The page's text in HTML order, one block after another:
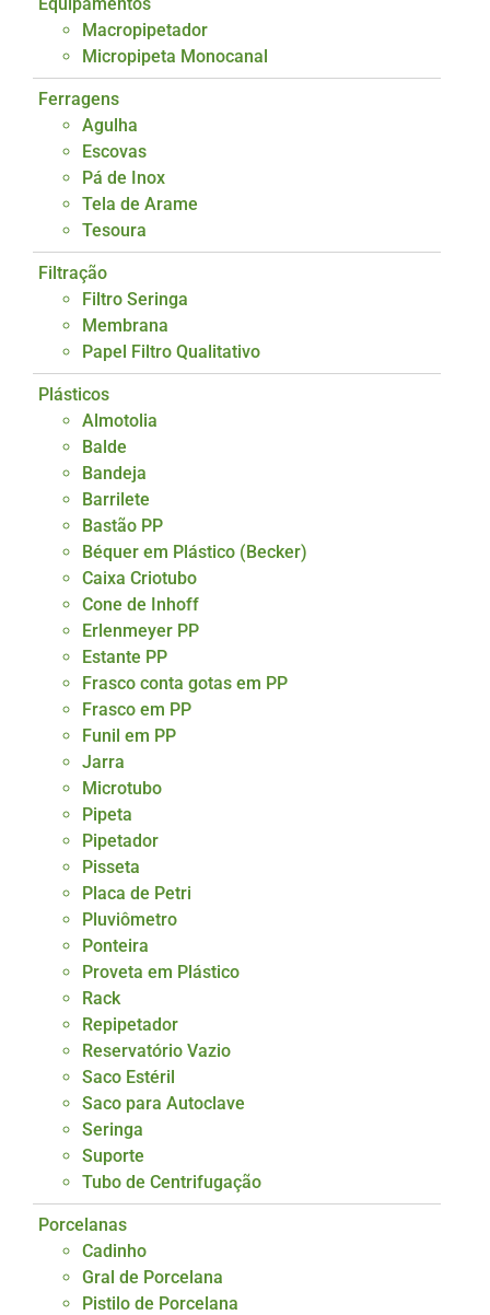
Macropipetador
Micropipeta Monocanal
Ferragens
Agulha
Escovas
Pá de Inox
Tela de Arame
Tesoura
Filtração
Filtro Seringa
Membrana
Papel Filtro Qualitativo
Plásticos
Almotolia
Balde
Bandeja
Barrilete
Bastão PP
Béquer em Plástico (Becker)
Caixa Criotubo
Cone de Inhoff
Erlenmeyer PP
Estante PP
Frasco conta gotas em PP
Frasco em PP
Funil em PP
Jarra
Microtubo
Pipeta
Pipetador
Pisseta
Placa de Petri
Pluviômetro
Ponteira
Proveta em Plástico
Rack
Repipetador
Reservatório Vazio
Saco Estéril
Saco para Autoclave
Seringa
Suporte
Tubo de Centrifugação
Porcelanas
Cadinho
Gral de Porcelana
Pistilo de Porcelana